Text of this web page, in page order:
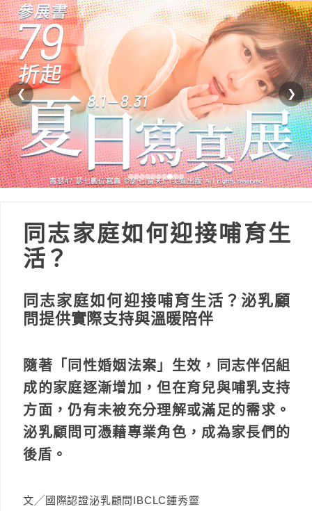
❮ ❯
同志家庭如何迎接哺育生
活？
同志家庭如何迎接哺育生活？泌乳顧
問提供實際支持與溫暖陪伴
隨著「同性婚姻法案」生效，同志伴侶組
成的家庭逐漸增加，但在育兒與哺乳支持
方面，仍有未被充分理解或滿足的需求。
泌乳顧問可憑藉專業角色，成為家長們的
後盾。
文╱國際認證泌乳顧問IBCLC鍾秀靈